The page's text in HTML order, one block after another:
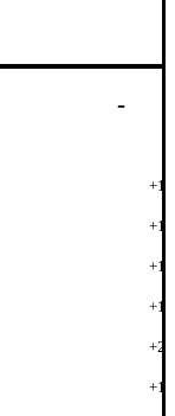
+1
+1
+1
+1
+2
+1